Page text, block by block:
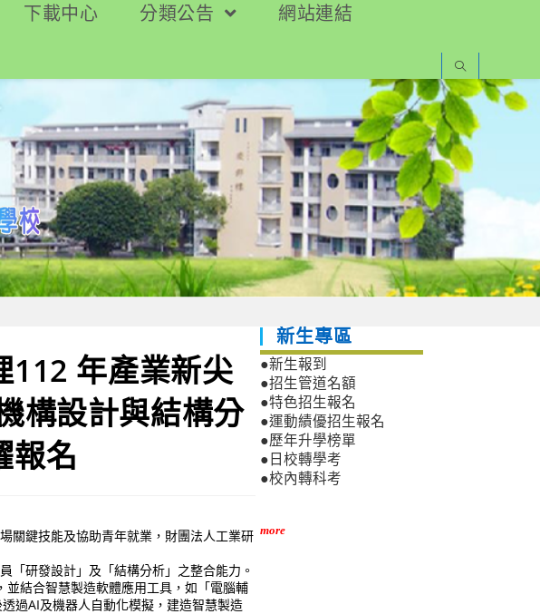
下載中心 分類公告
網站連結
112 年產業新尖
構設計與結構分
報名
關鍵技能及協助青年就業，財團法人工業研
「研發設計」及「結構分析」之整合能力。
結合智慧製造軟體應用工具，如「電腦輔
過AI及機器人自動化模擬，建造智慧製造
新生專區
●新生報到
●招生管道名額
●特色招生報名
●運動績優招生報名
●歷年升學榜單
●日校轉學考
●校內轉科考
more